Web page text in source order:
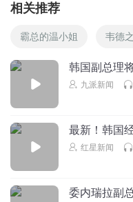
相关推荐
霸总的温小姐 韦德
韩国副总理
九派新闻
最新！韩国
红星新闻
委内瑞拉副